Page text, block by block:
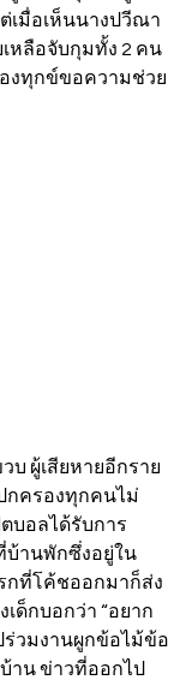
เมื่อเห็นนางปวีณา
หลือจับกุมทั้ง 2 คน
องทุกข์ขอความช่วย
บ ผู้เสียหายอีกราย
กครองทุกคนไม่
บอลได้รับการ
บ้านพักซึ่งอยู่ใน
กที่โค้ชออกมาก็ส่ง
ด็กบอกว่า “อยาก
ร่วมงานผูกข้อไม้ข้อ
าน ข่าวที่ออกไป